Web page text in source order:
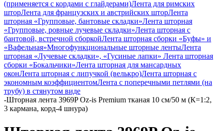
(применяется с кордами с глайдерами)Лента для римских
шторЛента для французских и австрийских шторЛента
шторная «Групповые, бантовые складки»Лента шторная
«Групповые, ровные лучевые складки»Лента шторная с
бантовой, встречной сборкойЛента шторная сборки «Буфы» и
«Вафельная»Многофункциональные шторные лентыЛента
шторная «Лучевые складки», «Гусиные лапки» Лента шторная
сборки «Бокальчики»Лента шторная для мансардных
оконЛента шторная с липучкой (велькро)Лента шторная с
экономным коэффициентомЛента с поперечными петлями (на
трубу) в стянутом виде
-Шторная лента 3969P Oz-is Premium тканая 10 см/50 м (К=1:2,
3 кармана, корд-4 шнура)